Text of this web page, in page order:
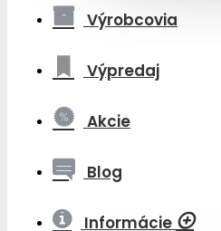
Výrobcovia
Výpredaj
Akcie
Blog
Informácie